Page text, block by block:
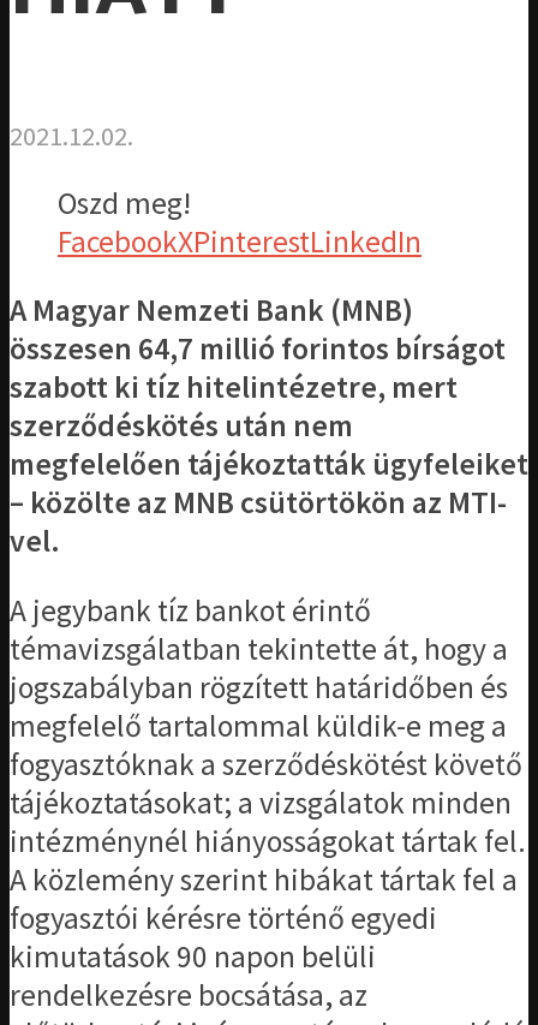
2021.12.02.
Oszd meg!
FacebookXPinterestLinkedIn
A Magyar Nemzeti Bank (MNB)
összesen 64,7 millió forintos bírságot
szabott ki tíz hitelintézetre, mert
szerződéskötés után nem
megfelelően tájékoztatták ügyfeleiket
– közölte az MNB csütörtökön az MTI-
vel.
A jegybank tíz bankot érintő
témavizsgálatban tekintette át, hogy a
jogszabályban rögzített határidőben és
megfelelő tartalommal küldik-e meg a
fogyasztóknak a szerződéskötést követő
tájékoztatásokat; a vizsgálatok minden
intézménynél hiányosságokat tártak fel.
A közlemény szerint hibákat tártak fel a
fogyasztói kérésre történő egyedi
kimutatások 90 napon belüli
rendelkezésre bocsátása, az